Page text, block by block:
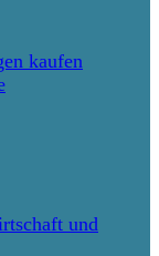
kaufen
und